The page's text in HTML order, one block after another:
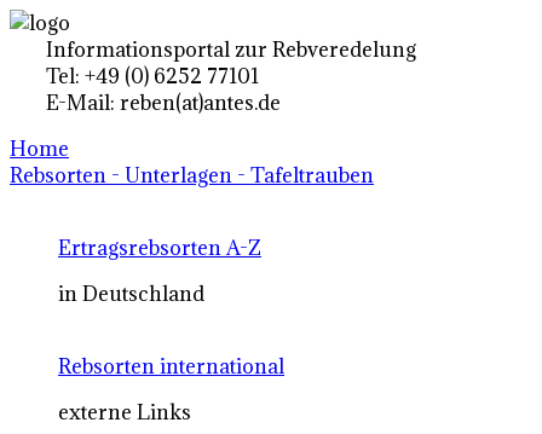
Informationsportal zur Rebveredelung
Tel: +49 (0) 6252 77101
E-Mail: reben(at)antes.de
Home
Rebsorten - Unterlagen - Tafeltrauben
Ertragsrebsorten A-Z
in Deutschland
Rebsorten international
externe Links